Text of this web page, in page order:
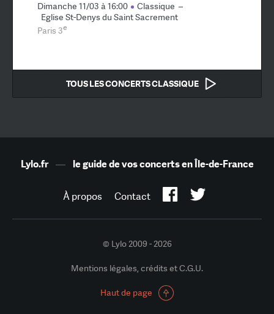
Dimanche 11/03 à 16:00 Classique –
Eglise St-Denys du Saint Sacrement
Paris 3e
TOUS LES CONCERTS CLASSIQUE
Lylo.fr— le guide de vos concerts en Île-de-France
À propos Contact
© Lylo 2009 - 2026
Mentions légales, crédits et C.G.U.
Haut de page